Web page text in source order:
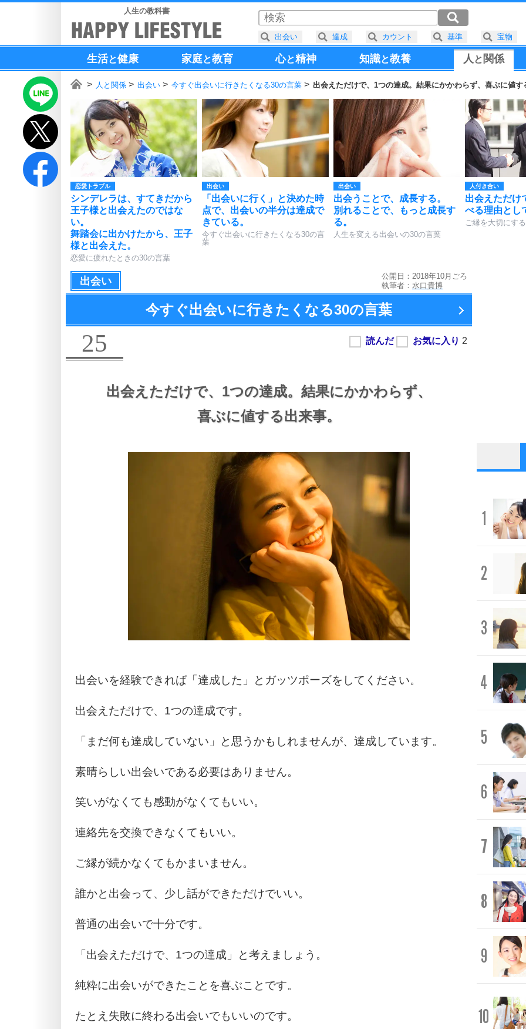
人生の教科書
生活と健康 家庭と教育 心と精神 知識と教養 人と 関係
人と関係 出会い 今すぐ出会いに行きたくなる30の言葉 出会えただけで、1つの達成。結果にかかわらず、喜ぶに値す
恋愛トラブル
シンデレラは、すてきだから
王子様と出会えたのではな
い。
舞踏会に出かけたから、王子
様と出会えた。
恋愛に疲れたときの30の言葉
出会い
「出会いに行く」と決めた時
点で、出会いの半分は達成で
きている。
今すぐ出会いに行きたくなる30の言
葉
出会い
出会うことで、成長する。
別れることで、もっと成長す
る。
人生を変える出会いの30の言葉
人付き合い
出会えただけ
べる理由とし
ご縁を大切にす
出会い
公開日：2018年10月ごろ
執筆者： 水口貴博
今すぐ出会いに行きたくなる30の言葉
25
出会えただけで、 1つの達成。 結果にかかわらず、
喜ぶに値する出来事。
出会いを経験できれば「達成した」とガッツポーズをしてください。
出会えただけで、1つの達成です。
「まだ何も達成していない」と思うかもしれませんが、達成しています。
素晴らしい出会いである必要はありません。
笑いがなくても感動がなくてもいい。
連絡先を交換できなくてもいい。
ご縁が続かなくてもかまいません。
誰かと出会って、少し話ができただけでいい。
普通の出会いで十分です。
「出会えただけで、1つの達成」と考えましょう。
純粋に出会いができたことを喜ぶことです。
たとえ失敗に終わる出会いでもいいのです。
1
2
3
4
5
6
7
8
9
10
出会い 達成 カウント 基準 宝物